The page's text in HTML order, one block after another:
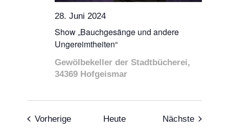
Show „Bauchgesänge und andere
Ungereimtheiten“
28. Juni 2024
Gewölbekeller der Stadtbücherei,
34369 Hofgeismar
VorherigeVeranstaltungen
Heute Nächste